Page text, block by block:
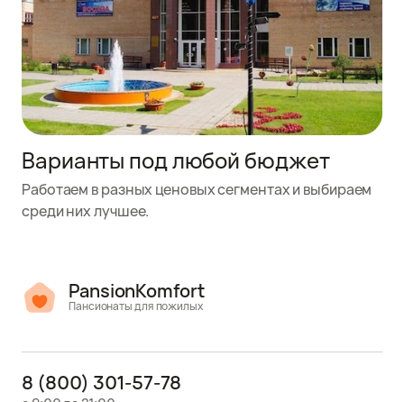
Варианты под любой бюджет
Работаем в разных ценовых сегментах и выбираем
среди них лучшее.
PansionKomfort
Пансионаты для пожилых
8 (800) 301-57-78